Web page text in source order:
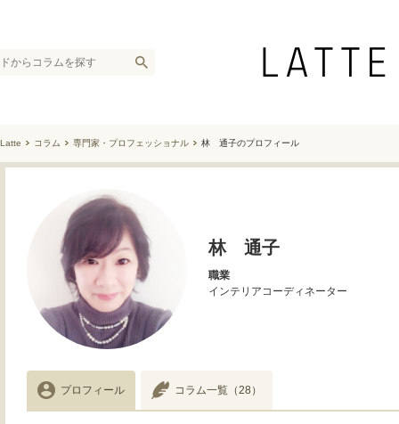
Latte コラム 専門家・プロフェッショナル 林 通子のプロフィール
林 通子
職業
インテリアコーディネーター
プロフィール コラム一覧 （28）